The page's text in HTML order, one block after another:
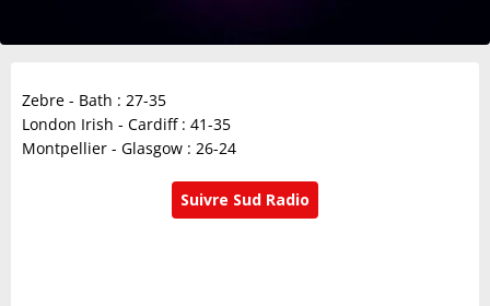
Zebre - Bath : 27-35
London Irish - Cardiff : 41-35
Montpellier - Glasgow : 26-24
Suivre Sud Radio